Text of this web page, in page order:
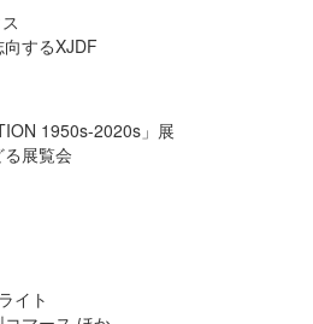
するXJDF
1950s-2020s」展
展覧会
イト